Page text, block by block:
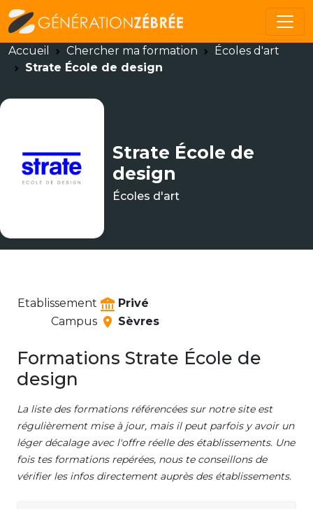
Accueil Chercher ma formation
Écoles d'art
Strate École de design
Strate École de
design
Écoles d'art
Etablissement
Privé
Campus
Sèvres
Formations Strate École de
design
La liste des formations référencées sur notre site est
régulièrement mise à jour, mais il peut parfois y avoir un
léger décalage avec l'offre réelle des établissements. Une
fois tes formations repérées, nous te conseillons de
vérifier les infos directement auprès des établissements.